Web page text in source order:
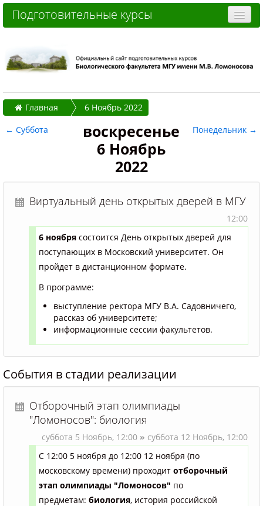
Подготовительные курсы
Дистанционные курсы
Стоимость
Как записаться и оплатить
Часто задаваемые вопросы
Вы не вошли в систему (Вход)
Главная
6 Ноябрь 2022
← Суббота
воскресенье
6 Ноябрь
2022
Понедельник →
Виртуальный день открытых дверей в МГУ
12:00
6 ноября состоится День открытых дверей для
поступающих в Московский университет. Он
пройдет в дистанционном формате.
В программе:
выступление ректора МГУ В.А. Садовничего,
рассказ об университете;
информационные сессии факультетов.
События в стадии реализации
Отборочный этап олимпиады
"Ломоносов": биология
суббота 5 Ноябрь, 12:00 » суббота 12 Ноябрь, 12:00
С 12:00 5 ноября до 12:00 12 ноября (по
московскому времени) проходит отборочный
этап олимпиады "Ломоносов" по
предметам: биология, история российской